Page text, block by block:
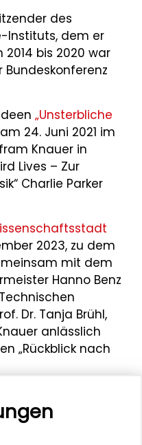
des
Instituts, dem er
bis 2020 war
Bundeskonferenz
„Unsterbliche
am 24. Juni 2021 im
Knauer in
Lives – Zur
Charlie Parker
2023, zu dem
mit dem
Hanno Benz
Dr. Tanja Brühl,
anlässlich
„Rückblick nach